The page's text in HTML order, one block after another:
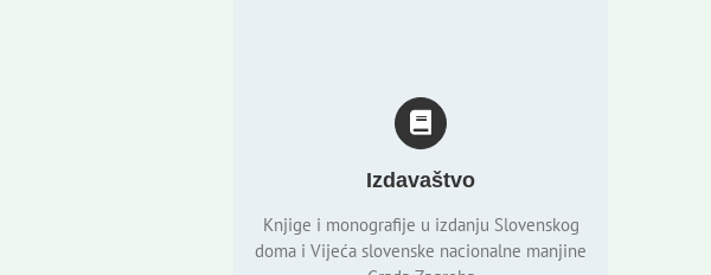
Izdavaštvo
Knjige i monografije u izdanju Slovenskog
doma i Vijeća slovenske nacionalne manjine